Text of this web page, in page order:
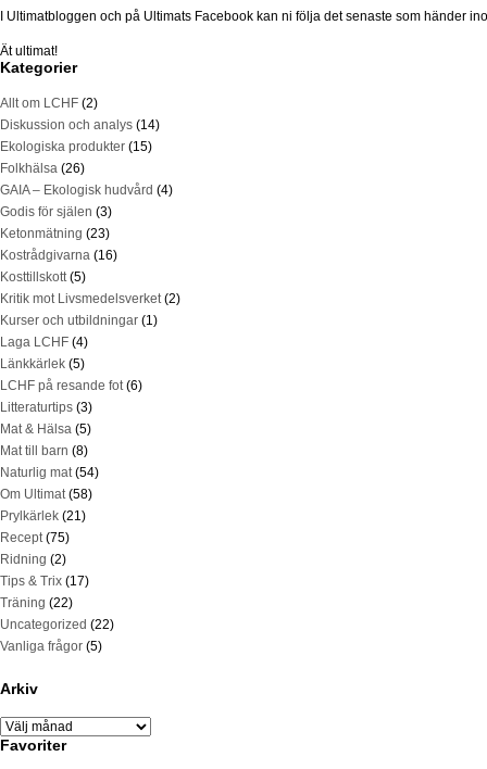
I Ultimatbloggen och på Ultimats Facebook kan ni följa det senaste som händer
Ät ultimat!
Kategorier
Allt om LCHF (2)
Diskussion och analys (14)
Ekologiska produkter (15)
Folkhälsa (26)
GAIA – Ekologisk hudvård (4)
Godis för själen (3)
Ketonmätning (23)
Kostrådgivarna (16)
Kosttillskott(5)
Kritik mot Livsmedelsverket(2)
Kurser och utbildningar (1)
Laga LCHF (4)
Länkkärlek (5)
LCHF på resande fot(6)
Litteraturtips (3)
Mat & Hälsa (5)
Mat till barn (8)
Naturlig mat(54)
Om Ultimat(58)
Prylkärlek (21)
Recept(75)
Ridning (2)
Tips & Trix (17)
Träning (22)
Uncategorized (22)
Vanliga frågor (5)
Arkiv
Favoriter